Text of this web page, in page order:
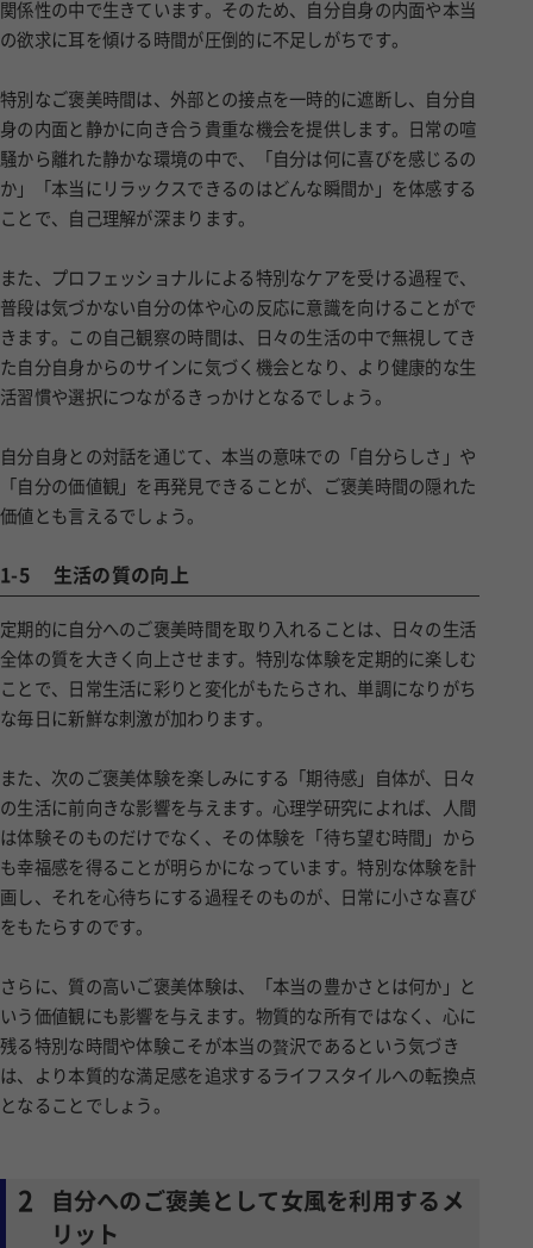
関係性の中で生きています。そのため、自分自身の内面や本当
の欲求に耳を傾ける時間が圧倒的に不足しがちです。
特別なご褒美時間は、外部との接点を一時的に遮断し、自分自
身の内面と静かに向き合う貴重な機会を提供します。日常の喧
騒から離れた静かな環境の中で、「自分は何に喜びを感じるの
か」「本当にリラックスできるのはどんな瞬間か」を体感する
ことで、自己理解が深まります。
また、プロフェッショナルによる特別なケアを受ける過程で、
普段は気づかない自分の体や心の反応に意識を向けることがで
きます。この自己観察の時間は、日々の生活の中で無視してき
た自分自身からのサインに気づく機会となり、より健康的な生
活習慣や選択につながるきっかけとなるでしょう。
自分自身との対話を通じて、本当の意味での「自分らしさ」や
「自分の価値観」を再発見できることが、ご褒美時間の隠れた
価値とも言えるでしょう。
1-5 生活の質の向上
定期的に自分へのご褒美時間を取り入れることは、日々の生活
全体の質を大きく向上させます。特別な体験を定期的に楽しむ
ことで、日常生活に彩りと変化がもたらされ、単調になりがち
な毎日に新鮮な刺激が加わります。
また、次のご褒美体験を楽しみにする「期待感」自体が、日々
の生活に前向きな影響を与えます。心理学研究によれば、人間
は体験そのものだけでなく、その体験を「待ち望む時間」から
も幸福感を得ることが明らかになっています。特別な体験を計
画し、それを心待ちにする過程そのものが、日常に小さな喜び
をもたらすのです。
さらに、質の高いご褒美体験は、「本当の豊かさとは何か」と
いう価値観にも影響を与えます。物質的な所有ではなく、心に
残る特別な時間や体験こそが本当の贅沢であるという気づき
は、より本質的な満足感を追求するライフスタイルへの転換点
となることでしょう。
2
自分へのご褒美として女風を利用するメ
リット